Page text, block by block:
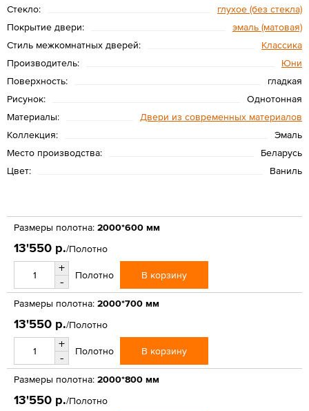
Стекло:
глухое (без стекла)
Покрытие двери:
эмаль (матовая)
Стиль межкомнатных дверей:
Классика
Производитель:
Юни
Поверхность:
гладкая
Рисунок:
Однотонная
Материалы:
Двери из современных материалов
Коллекция:
Эмаль
Место производства:
Беларусь
Цвет:
Ваниль
Размеры полотна: 2000*600 мм
13'550 р./Полотно
+
-
Полотно В корзину
Размеры полотна: 2000*700 мм
13'550 р./Полотно
+
-
Полотно В корзину
Размеры полотна: 2000*800 мм
13'550 р./Полотно